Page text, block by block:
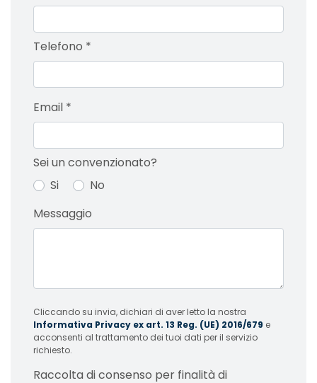
Telefono *
Email *
Sei un convenzionato?
Si
No
Messaggio
Cliccando su invia, dichiari di aver letto la nostra
Informativa Privacy ex art. 13 Reg. (UE) 2016/679 e
acconsenti al trattamento dei tuoi dati per il servizio
richiesto.
Raccolta di consenso per finalità di